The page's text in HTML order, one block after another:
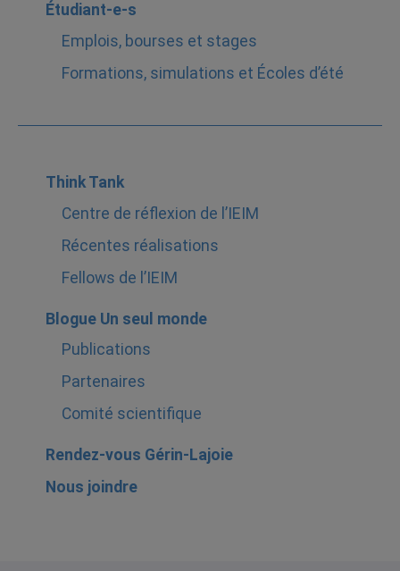
Étudiant-e-s
Emplois, bourses et stages
Formations, simulations et Écoles d’été
Think Tank
Centre de réflexion de l’IEIM
Récentes réalisations
Fellows de l’IEIM
Blogue Un seul monde
Publications
Partenaires
Comité scientifique
Rendez-vous Gérin-Lajoie
Nous joindre